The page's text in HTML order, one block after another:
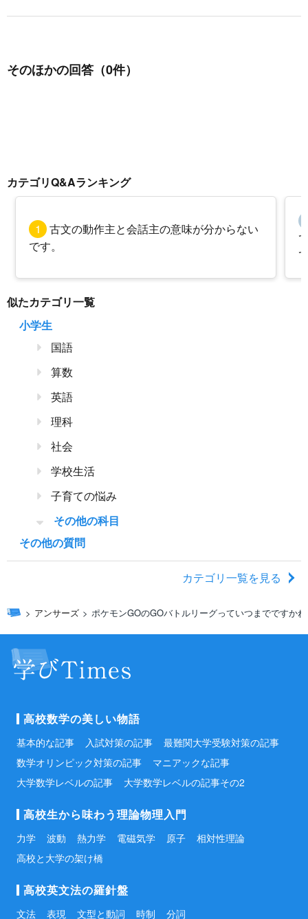
そのほかの回答（0件）
カテゴリQ&Aランキング
1
古文の動作主と会話主の意味が分からない
です。
似たカテゴリ一覧
小学生
国語
算数
英語
理科
社会
学校生活
子育ての悩み
その他の科目
その他の質問
カテゴリ一覧を見る
アンサーズ ポケモンGOのGOバトルリーグっていつまでですか
高校数学の美しい物語
基本的な記事 入試対策の記事
最難関大学受験対策の記事
数学オリンピック対策の記事
マニアックな記事
大学数学レベルの記事
大学数学レベルの記事その2
高校生から味わう理論物理入門
力学 波動 熱力学 電磁気学 原子
相対性理論
高校と大学の架け橋
高校英文法の羅針盤
文法 表現 文型と動詞 時制 分詞